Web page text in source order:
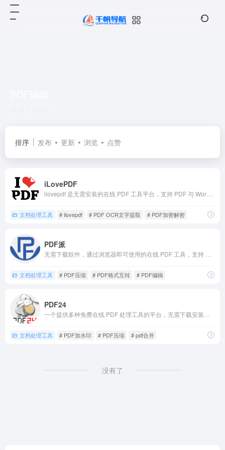
排序 发布 更新 浏览 点赞
iLovePDF
文档处理工具 # ilovepdf # PDF OCR文字提取 # PDF加密解密
PDF派
文档处理工具 # PDF压缩 # PDF格式互转 # PDF编辑
PDF24
文档处理工具 # PDF加水印 # PDF压缩 # pdf合并
没有了